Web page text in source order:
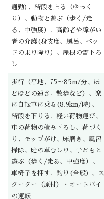
通勤)、階段を上る（ゆっく
り）、動物と遊ぶ（歩く/走
る、中強度）、高齢者や障がい
者の介護(身支度、風呂、ベッ
ドの乗り降り）、屋根の雪下ろ
し
歩行（平地、75～85m/分、ほ
どほどの速さ、散歩など）、楽
に自転車に乗る(8.9km/時)、
階段を下りる、軽い荷物運び、
車の荷物の積み下ろし、荷づく
り、モップがけ、床磨き、風呂
掃除、庭の草むしり、子どもと
遊ぶ（歩く/走る、中強度）、
車椅子を押す、釣り(全般) 、ス
クーター（原付）・オートバイ
の運転